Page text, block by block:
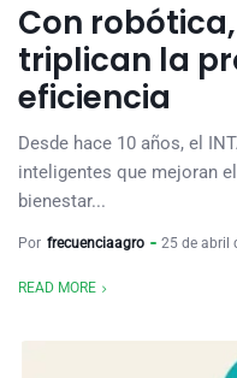
Con
triplican la
eficiencia
Desde hace 10 años, el
inteligentes que mejoran
bienestar...
Por frecuenciaagro 25 de abril
READ MORE